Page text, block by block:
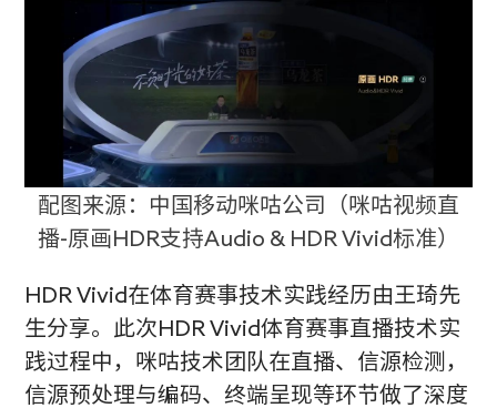
配图来源：中国移动咪咕公司（咪咕视频直
播-原画HDR支持Audio & HDR Vivid标准）
HDR Vivid在体育赛事技术实践经历由王琦先
生分享。此次HDR Vivid体育赛事直播技术实
践过程中，咪咕技术团队在直播、信源检测，
信源预处理与编码、终端呈现等环节做了深度